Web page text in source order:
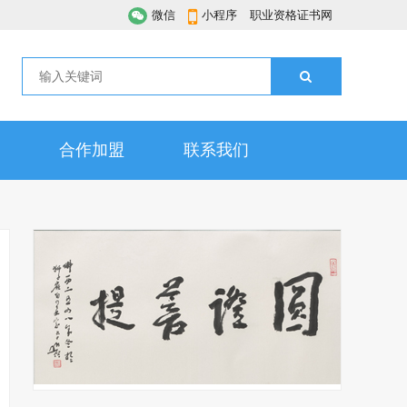
微信 小程序 职业资格证书网
合作加盟 联系我们